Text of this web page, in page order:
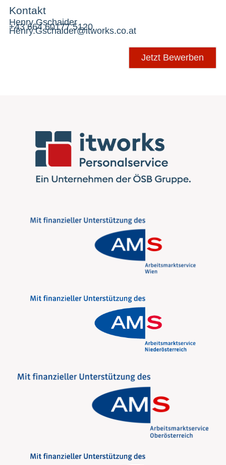
Kontakt
Henry Gschaider
+43 664 60177 5120
Henry.Gschaider@itworks.co.at
Jetzt Bewerben